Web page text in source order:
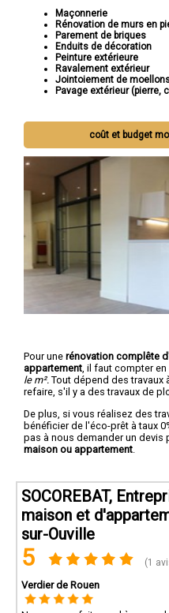
Maçonnerie
Rénovation de murs en
Parement de briques
Enduits de décoration
Peinture extérieure
Ravalement extérieur
Jointoiement de
Pavage extérieur (pierre,
coût et budget
Pour une rénovation complête
appartement , il faut compter en
le m². Tout dépend des travaux
refaire, s'il y a des travaux de
De plus, si vous réalisez des
bénéficier de l'éco-prêt à taux
pas à nous demander un devis
maison ou appartement
SOCOREBAT,
maison et
sur-Ouville
5 (1
Verdier de Rouen